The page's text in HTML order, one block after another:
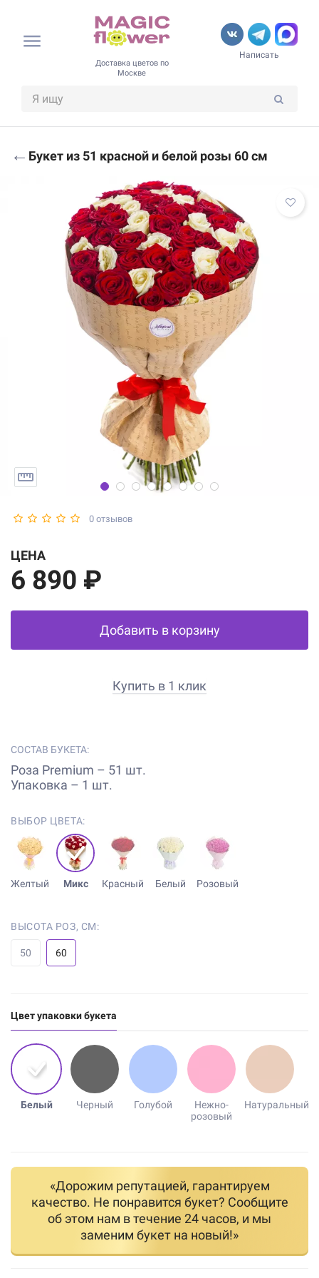
Доставка цветов по
Москве
Написать
← Букет из 51 красной и белой розы 60 см
0 отзывов
ЦЕНА
6 890 ₽
Добавить в корзину
Купить в 1 клик
СОСТАВ БУКЕТА:
Роза Premium – 51 шт.
Упаковка – 1 шт.
ВЫБОР ЦВЕТА:
Желтый Микс Красный Белый Розовый
ВЫСОТА РОЗ, СМ:
50 60
Цвет упаковки букета
Белый Черный Голубой
Нежно-
розовый
Натуральный
«Дорожим репутацией, гарантируем
качество. Не понравится букет? Сообщите
об этом нам в течение 24 часов, и мы
заменим букет на новый!»